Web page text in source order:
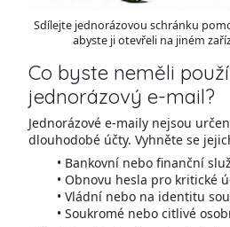
Sdílejte jednorázovou schránku
abyste ji otevřeli na jiném
Co byste neměli
jednorázový e-mail?
Jednorázové e-maily nejsou
dlouhodobé účty. Vyhněte se
Bankovní nebo finanční
Obnovu hesla pro kritické
Vládní nebo na identitu
Soukromé nebo citlivé